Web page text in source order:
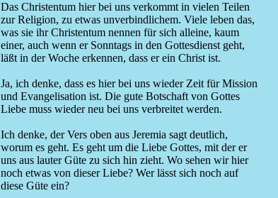
Das Christentum hier bei uns verkommt in vielen Teilen
zur Religion, zu etwas unverbindlichem. Viele leben das,
was sie ihr Christentum nennen für sich alleine, kaum
einer, auch wenn er Sonntags in den Gottesdienst geht,
läßt in der Woche erkennen, dass er ein Christ ist.
Ja, ich denke, dass es hier bei uns wieder Zeit für Mission
und Evangelisation ist. Die gute Botschaft von Gottes
Liebe muss wieder neu bei uns verbreitet werden.
Ich denke, der Vers oben aus Jeremia sagt deutlich,
worum es geht. Es geht um die Liebe Gottes, mit der er
uns aus lauter Güte zu sich hin zieht. Wo sehen wir hier
noch etwas von dieser Liebe? Wer lässt sich noch auf
diese Güte ein?